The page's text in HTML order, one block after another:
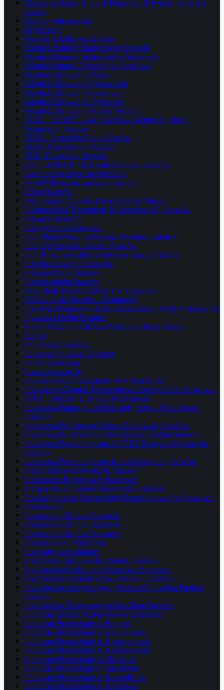
Okręgowa Stacja Kontroli Pojazdów Rytwiany, Sadłocha
Serwis
Opony, wulkanizacja
Organizacje
Osiecka Szkółka Jeździecka
Ośrodek Pomocy Społecznej w Bogorii
Ośrodek Pomocy Społecznej w Staszowie
Ośrodek Sportu i Rekreacji w Staszowie
Ośrodek Zdrowia w Osieku
Ośrodek Zdrowia w Rytwianach
Ośrodek Zdrowia w Staszowie
Ośrodek Zdrowia w Szydłowie
Ośrodek Zdrowia w Tursku Wielkim
P.B.H. „ADMA” – bis, Stanisław Adamczyk, Józef
Adamczyk, Staszów
P.H.U. „Auto-Shop” s.c. Staszów
P.H.U. Szostakdruk Staszów
P.P.H. Haland s.c. Bogoria
P.W. „IZOBUD” Romuald Zgrzywa, Staszów
Parafie w powiecie staszowskim
Paweł Olejniczak, urolog, Staszów
Pepco Staszów
PHU Zakład Obróbki Drewna Tartak Mostki
Piekarnia Pod Telegrafem, Mickiewicza 62, Staszów
Piekarnie Staszów
Pierogarnia w Staszowie
Piotr Markiewicz, weterynarz, Połaniec Łubnice
Piotr Olechowski – lekarz, Staszów
Piotr Roch, specjalista medycyny pracy, Staszów
Pizzeria Akwarium Staszów
Pizzeria Kaktus Staszów
Pizzeria Spoko Staszów
PKO Bank Polski Oddział 1 w Staszowie
PKS na trasie Staszów – Kołobrzeg
Placówka Partnerska Banku Zachodniego WBK w Staszowie
Pływalnia Delfin Połaniec
Pokoje Gościnne Chańcza Urszula i Błażej Olczak
Policja
Polityka prywatności
Polprzem Sp. z o.o. Połaniec
Pomoc społeczna
Powiat staszowski
Powiatowe Centrum Sportowe w Staszowie
Powiatowy Ośrodek Doskonalenia Nauczycieli w Staszowie
PPHU „Maxim” Z. Mikus, Podmaleniec
Pracownia Fantazja – słodkie stoły, torty – Wola Osowa,
Staszów
Pracownia Projektowa Aldona Krakowiak, Staszów
Pracownia Protetyki Stomatologicznej Dentam Staszów
Pracownia Psychologiczna A-TEST Henryka Markowska,
Staszów
Pracownia Psychologiczna Izabela Szczypior, Staszów
Print Graf Bożena Pietrzyk, Staszów
Prokuratura Rejonowa w Staszowie
Prymus-AGD, Galeria Staszowska, Staszów
Przedsiębiorstwo Komunikacji Samochodowej w Staszowie
Przedszkola
Przedszkole Nr 3 w Staszowie
Przedszkole Nr 4 w Staszowie
Przedszkole Nr 8 w Staszowie
Przedszkole w Wiśniowej
Przeglądy samochodów
Przemysław Borowiecki, chirurg, Staszów
Przychodnia Rodzinna w Staszowie Sp. z o.o.
Przychodnia specjalistyczna „Medyk”, Staszów
Przychodnia weterynaryjna „Zwierzak”, Justyna Pomian,
Staszów
Przychodnia Weterynaryjna Hau Miau Staszów
Publiczna Szkoła Podstawowa w Łubnicach
Publiczne Przedszkole w Bogorii
Publiczne Przedszkole w Jurkowicach
Publiczne Przedszkole w Koniemłotach
Publiczne Przedszkole w Kurozwękach
Publiczne Przedszkole w Mostkach
Publiczne Przedszkole w Smerdynie
Publiczne Przedszkole w Szczeglicach
Publiczne Przedszkole w Szydłowie